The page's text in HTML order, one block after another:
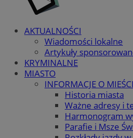
AKTUALNOŚCI
Wiadomości lokalne
Artykuły
KRYMINALNE
MIASTO
INFORMACJE O
Historia miasta
Ważne adresy i
Harmonogram
Parafie i Msze